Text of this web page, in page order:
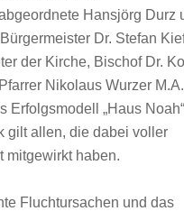
Hansjörg Durz
Dr. Stefan
der Kirche, Bischof Dr.
Nikolaus Wurzer
Erfolgsmodell „Haus
gilt allen, die dabei voller
mitgewirkt haben.
Fluchtursachen und das